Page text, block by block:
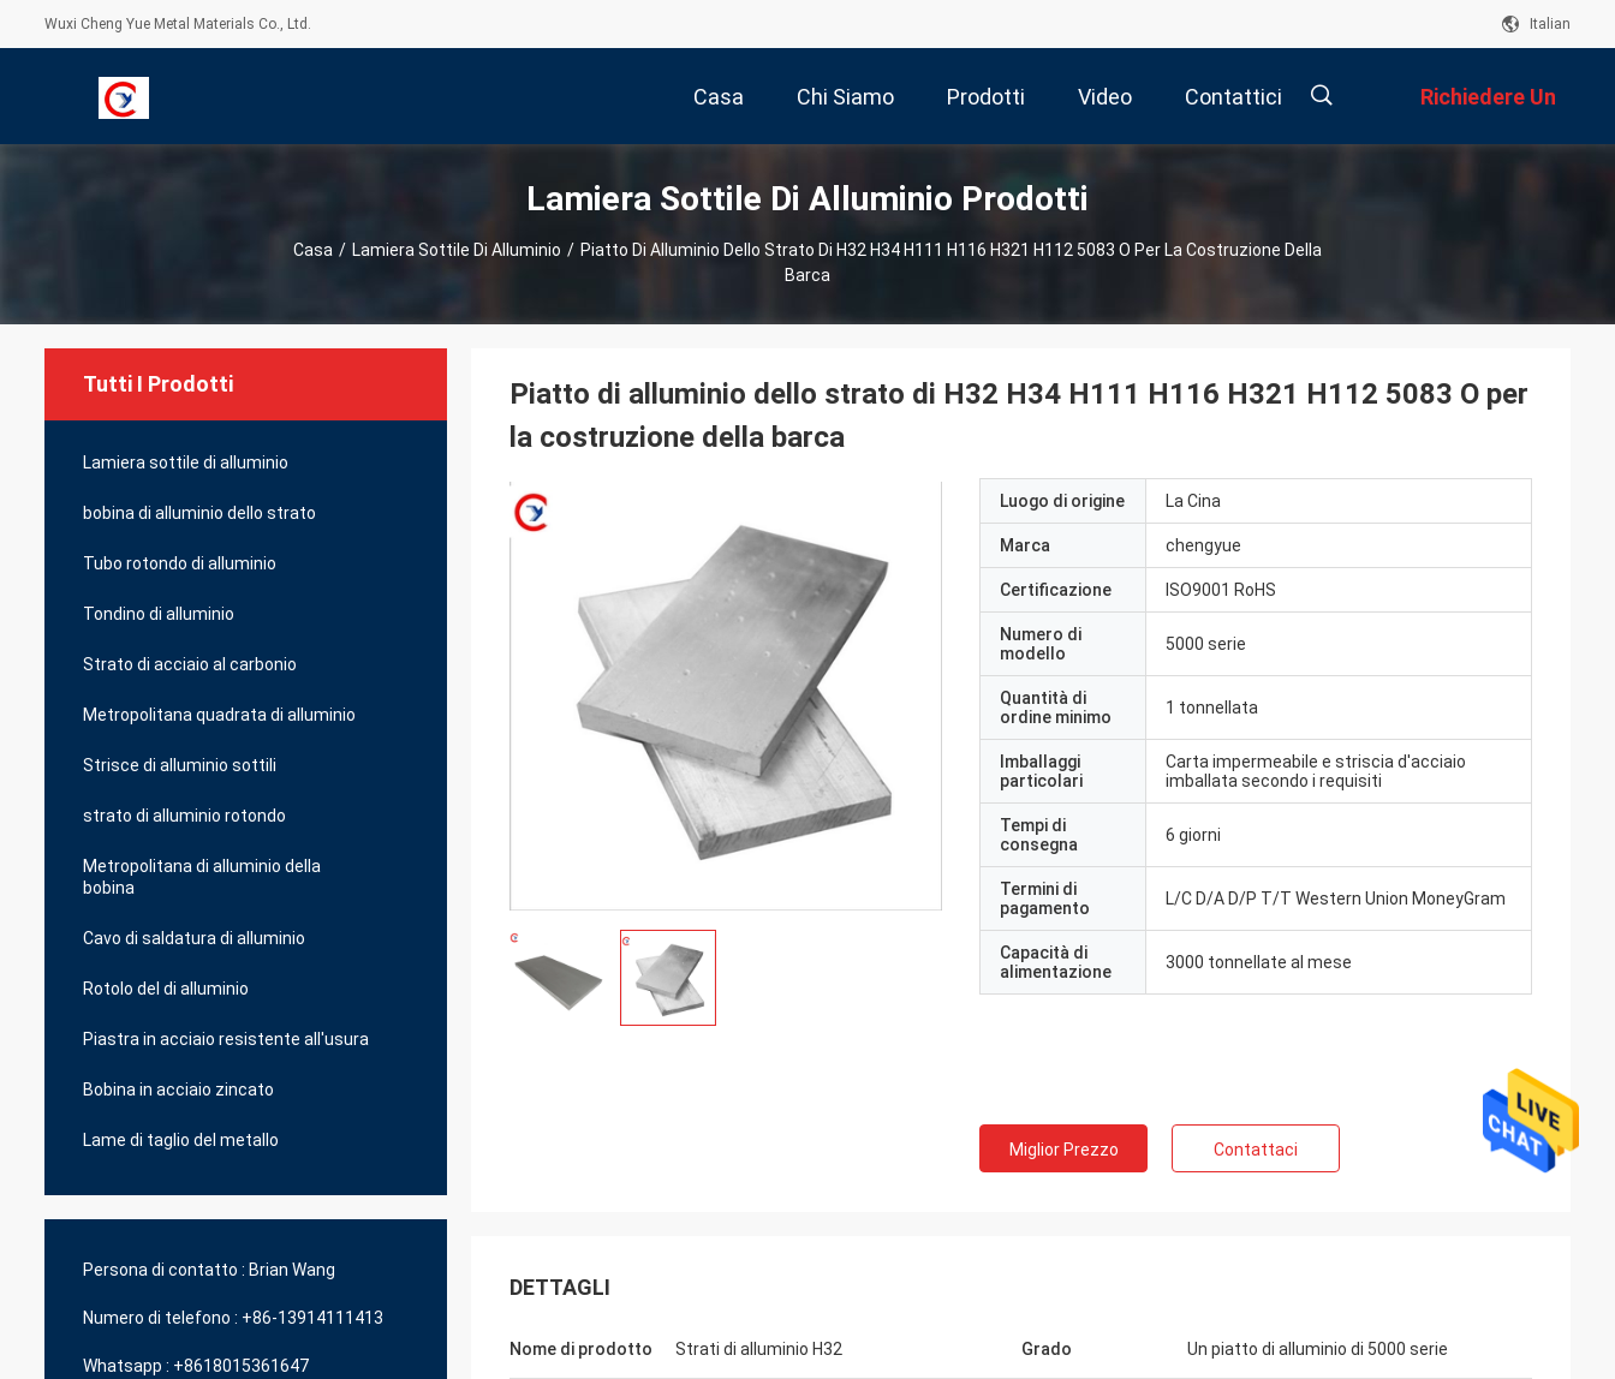
Wuxi Cheng Yue Metal Materials Co., Ltd. Italian
Casa Chi Siamo Prodotti Video Contattici Richiedere Un
Preventivo
Lamiera Sottile Di Alluminio Prodotti
Casa / Lamiera Sottile Di Alluminio / Piatto Di Alluminio Dello Strato Di H32 H34 H111 H116 H321 H112 5083 O Per La Costruzione Della
Barca
Tutti I Prodotti
Lamiera sottile di alluminio
bobina di alluminio dello strato
Tubo rotondo di alluminio
Tondino di alluminio
Strato di acciaio al carbonio
Metropolitana quadrata di alluminio
Strisce di alluminio sottili
strato di alluminio rotondo
Metropolitana di alluminio della
bobina
Cavo di saldatura di alluminio
Rotolo del di alluminio
Piastra in acciaio resistente all'usura
Bobina in acciaio zincato
Lame di taglio del metallo
Persona di contatto : Brian Wang
Numero di telefono : +86-13914111413
Whatsapp : +8618015361647
Piatto di alluminio dello strato di H32 H34 H111 H116 H321 H112 5083 O per
la costruzione della barca
Luogo di origine La Cina
Marca chengyue
Certificazione ISO9001 RoHS
Numero di
modello
5000 serie
Quantità di
ordine minimo
1 tonnellata
Imballaggi
particolari
Carta impermeabile e striscia d'acciaio
imballata secondo i requisiti
Tempi di
consegna
6 giorni
Termini di
pagamento
L/C D/A D/P T/T Western Union MoneyGram
Capacità di
alimentazione
3000 tonnellate al mese
Miglior Prezzo Contattaci
DETTAGLI
Nome di prodotto Strati di alluminio H32 Grado Un piatto di alluminio di 5000 serie